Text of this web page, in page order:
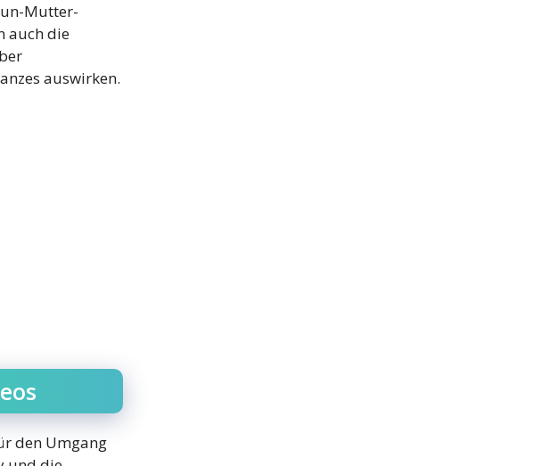
Mutter-
auch die
auswirken.
den Umgang